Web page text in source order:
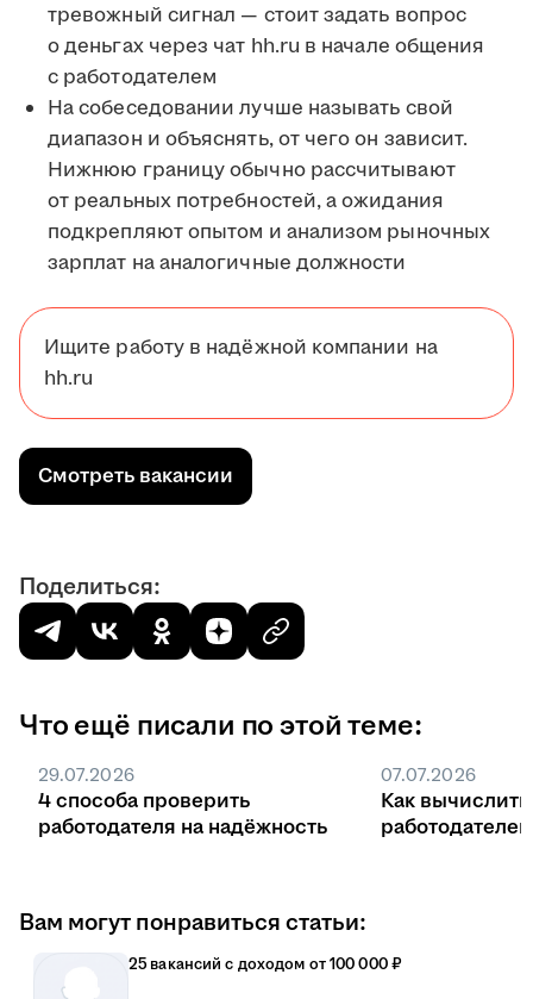
тревожный сигнал — стоит задать вопрос
о деньгах через чат hh.ru в начале общения
с работодателем
На собеседовании лучше называть свой
диапазон и объяснять, от чего он зависит.
Нижнюю границу обычно рассчитывают
от реальных потребностей, а ожидания
подкрепляют опытом и анализом рыночных
зарплат на аналогичные должности
Ищите работу в надёжной компании на
hh.ru
Смотреть вакансии
Поделиться:
Что ещё писали по этой теме:
29.07.2026
4 способа проверить
работодателя на надёжность
07.07.2026
Как вычислить
Вам могут понравиться статьи:
25 вакансий с доходом от 100 000 ₽